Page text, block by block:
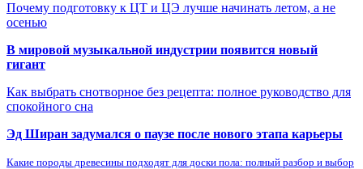
Почему подготовку к ЦТ и ЦЭ лучше начинать летом, а не
осенью
В мировой музыкальной индустрии появится новый
гигант
Как выбрать снотворное без рецепта: полное руководство для
спокойного сна
Эд Ширан задумался о паузе после нового этапа карьеры
Какие породы древесины подходят для доски пола: полный разбор и выбор